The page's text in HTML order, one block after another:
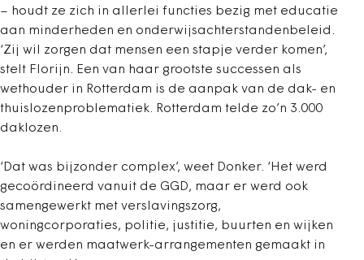
– houdt ze zich in allerlei functies bezig met educatie
aan minderheden en onderwijsachterstandenbeleid.
‘Zij wil zorgen dat mensen een stapje verder komen’,
stelt Florijn. Een van haar grootste successen als
wethouder in Rotterdam is de aanpak van de dak- en
thuislozenproblematiek. Rotterdam telde zo’n 3.000
daklozen.
‘Dat was bijzonder complex’, weet Donker. ‘Het werd
gecoördineerd vanuit de GGD, maar er werd ook
samengewerkt met verslavingszorg,
woningcorporaties, politie, justitie, buurten en wijken
en er werden maatwerk-arrangementen gemaakt in